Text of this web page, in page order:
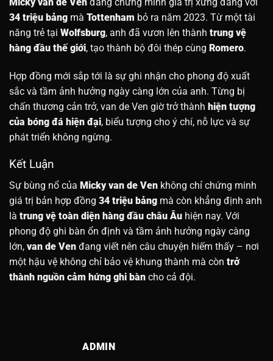
34 triệu bảng mà Tottenham bỏ ra năm 2023. Từ một tài
năng trẻ tại Wolfsburg, anh đã vươn lên thành trung vệ
hàng đầu thế giới, tạo thành bộ đôi thép cùng Romero.
Hợp đồng mới sắp tới là sự ghi nhận cho phong độ xuất
sắc và tầm ảnh hưởng ngày càng lớn của anh. Từng bị
chấn thương cản trở, van de Ven giờ trở thành hiện tượng
của bóng đá hiện đại, biểu tượng cho ý chí, nỗ lực và sự
phát triển không ngừng.
Kết Luận
Sự bùng nổ của Micky van de Ven không chỉ chứng minh
giá trị bản hợp đồng 34 triệu bảng mà còn khẳng định anh
là trung vệ toàn diện hàng đầu châu Âu hiện nay. Với
phong độ ghi bàn ổn định và tầm ảnh hưởng ngày càng
lớn, van de Ven đang viết nên câu chuyện hiếm thấy – nơi
một hậu vệ không chỉ bảo vệ khung thành mà còn trở
thành nguồn cảm hứng ghi bàn cho cả đội.
ADMIN